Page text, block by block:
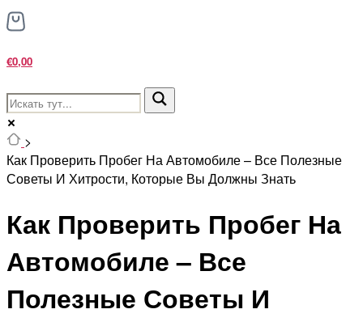
€0,00
>
Как Проверить Пробег На Автомобиле – Все Полезные
Советы И Хитрости, Которые Вы Должны Знать
Как Проверить Пробег На
Автомобиле – Все
Полезные Советы И